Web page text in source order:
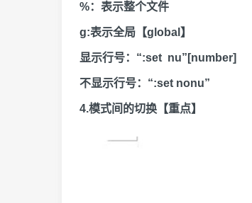
%：表示整个文件
g:表示全局【global】
显示行号：“:set nu”[number]
不显示行号：“:set nonu”
4.模式间的切换【重点】